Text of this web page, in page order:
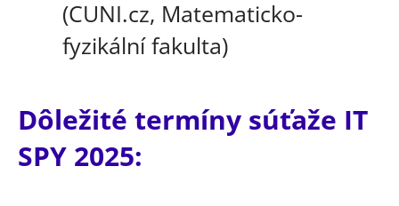
(CUNI.cz, Matematicko-
fyzikální fakulta)
Dôležité termíny súťaže IT
SPY 2025: